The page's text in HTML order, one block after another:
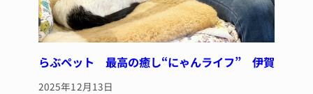
らぶペット 最高の癒し“にゃんライフ” 伊賀
2025年12月13日